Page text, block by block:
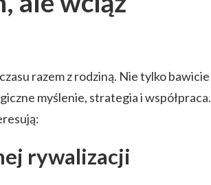
razem z rodziną. Nie tylko bawicie
myślenie, strategia i współpraca.
rywalizacji